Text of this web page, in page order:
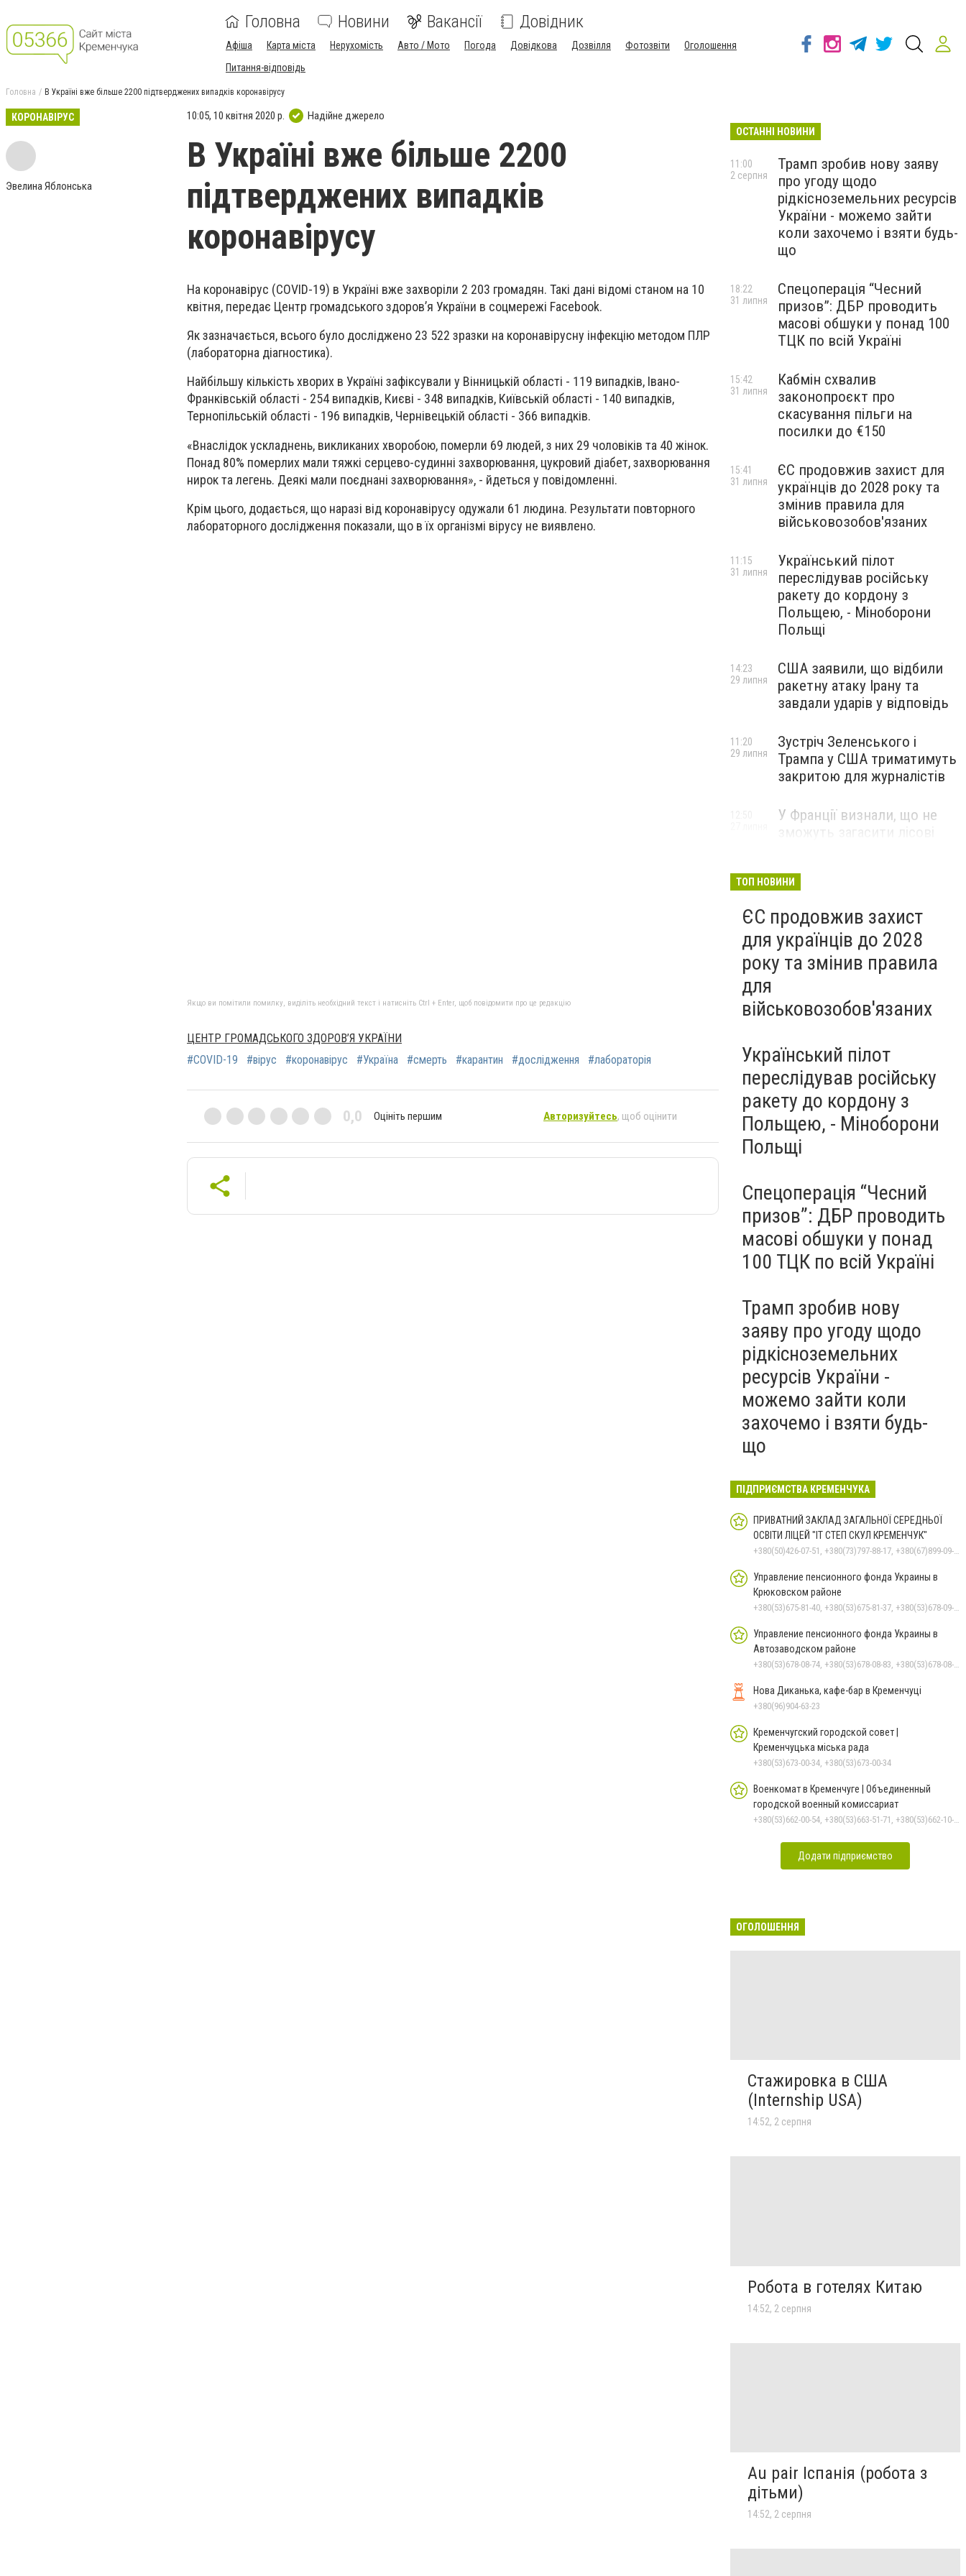
Головна Новини Вакансії Довідник
Афіша Карта міста Нерухомість Авто / Мото Погода Довідкова Дозвілля Фотозвіти
Оголошення
Питання-відповідь
Головна В Україні вже більше 2200 підтверджених випадків коронавірусу
КОРОНАВІРУС
Эвелина Яблонська
10:05, 10 квітня 2020 р. Надійне джерело
В Україні вже більше 2200
підтверджених випадків
коронавірусу
На коронавірус (COVID-19) в Україні вже захворіли 2 203 громадян. Такі дані відомі станом на 10
квітня, передає Центр громадського здоров’я України в соцмережі Facebook.
Як зазначається, всього було досліджено 23 522 зразки на коронавірусну інфекцію методом ПЛР
(лабораторна діагностика).
Найбільшу кількість хворих в Україні зафіксували у Вінницькій області - 119 випадків, Івано-
Франківській області - 254 випадків, Києві - 348 випадків, Київській області - 140 випадків,
Тернопільській області - 196 випадків, Чернівецькій області - 366 випадків.
«Внаслідок ускладнень, викликаних хворобою, померли 69 людей, з них 29 чоловіків та 40 жінок.
Понад 80% померлих мали тяжкі серцево-судинні захворювання, цукровий діабет, захворювання
нирок та легень. Деякі мали поєднані захворювання», - йдеться у повідомленні.
Крім цього, додається, що наразі від коронавірусу одужали 61 людина. Результати повторного
лабораторного дослідження показали, що в їх організмі вірусу не виявлено.
Якщо ви помітили помилку, виділіть необхідний текст і натисніть Ctrl + Enter, щоб повідомити про це редакцію
ЦЕНТР ГРОМАДСЬКОГО ЗДОРОВ’Я УКРАЇНИ
#COVID-19
#вірус #коронавірус #Україна #смерть #карантин #дослідження #лабораторія
0,0 Оцініть першим Авторизуйтесь, щоб оцінити
ОСТАННІ НОВИНИ
Трамп зробив нову заяву
про угоду щодо
рідкісноземельних ресурсів
України - можемо зайти
коли захочемо і взяти будь-
що
11:00
2 серпня
Спецоперація “Чесний
призов”: ДБР проводить
масові обшуки у понад 100
ТЦК по всій Україні
18:22
31 липня
Кабмін схвалив
законопроєкт про
скасування пільги на
посилки до €150
15:42
31 липня
ЄС продовжив захист для
українців до 2028 року та
змінив правила для
військовозобов'язаних
15:41
31 липня
Український пілот
переслідував російську
ракету до кордону з
Польщею, - Міноборони
Польщі
11:15
31 липня
США заявили, що відбили
ракетну атаку Ірану та
завдали ударів у відповідь
14:23
29 липня
Зустріч Зеленського і
Трампа у США триматимуть
закритою для журналістів
11:20
29 липня
У Франції визнали, що не
ТОП НОВИНИ
ЄС продовжив захист
для українців до 2028
року та змінив правила
для
військовозобов'язаних
Український пілот
переслідував російську
ракету до кордону з
Польщею, - Міноборони
Польщі
Спецоперація “Чесний
призов”: ДБР проводить
масові обшуки у понад
100 ТЦК по всій Україні
Трамп зробив нову
заяву про угоду щодо
рідкісноземельних
ресурсів України -
можемо зайти коли
захочемо і взяти будь-
що
ПІДПРИЄМСТВА КРЕМЕНЧУКА
ПРИВАТНИЙ ЗАКЛАД ЗАГАЛЬНОЇ СЕРЕДНЬОЇ
ОСВІТИ ЛІЦЕЙ "ІТ СТЕП СКУЛ КРЕМЕНЧУК"
+380(50)426-07-51, +380(73)797-88-17, +380(67)899-09-16
Управление пенсионного фонда Украины в
Крюковском районе
+380(53)675-81-40, +380(53)675-81-37, +380(53)678-09-01, +380(53)675-81-32, +380(53)675-81-33, +380(53)675-81-38, +380(53)675-81-31, +380(53)678-08-87
Управление пенсионного фонда Украины в
Автозаводском районе
+380(53)678-08-74, +380(53)678-08-83, +380(53)678-08-41, +380(53)678-08-86, +380(53)678-09-05
Нова Диканька, кафе-бар в Кременчуці
+380(96)904-63-23
Кременчугский городской совет |
Кременчуцька міська рада
+380(53)673-00-34, +380(53)673-00-34
Военкомат в Кременчуге | Объединенный
городской военный комиссариат
+380(53)662-00-54, +380(53)663-51-71, +380(53)662-10-35
Додати підприємство
ОГОЛОШЕННЯ
Стажировка в США
(Internship USA)
14:52, 2 серпня
Робота в готелях Китаю
14:52, 2 серпня
Au pair Іспанія (робота з
дітьми)
14:52, 2 серпня